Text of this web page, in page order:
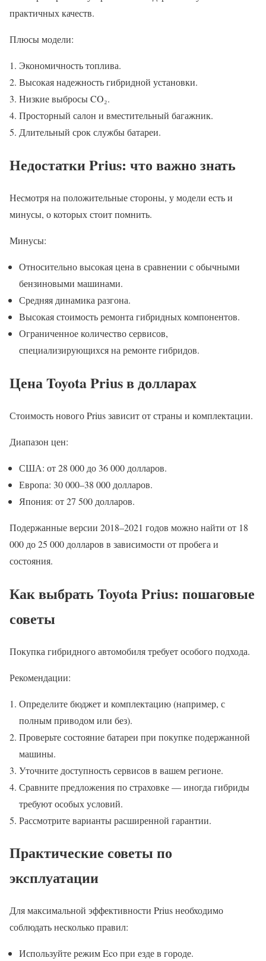
практичных качеств.
Плюсы модели:
Экономичность топлива.
Высокая надежность гибридной установки.
Низкие выбросы CO₂.
Просторный салон и вместительный багажник.
Длительный срок службы батареи.
Недостатки Prius: что важно знать
Несмотря на положительные стороны, у модели есть и
минусы, о которых стоит помнить.
Минусы:
Относительно высокая цена в сравнении с обычными
бензиновыми машинами.
Средняя динамика разгона.
Высокая стоимость ремонта гибридных компонентов.
Ограниченное количество сервисов,
специализирующихся на ремонте гибридов.
Цена Toyota Prius в долларах
Стоимость нового Prius зависит от страны и комплектации.
Диапазон цен:
США: от 28 000 до 36 000 долларов.
Европа: 30 000–38 000 долларов.
Япония: от 27 500 долларов.
Подержанные версии 2018–2021 годов можно найти от 18
000 до 25 000 долларов в зависимости от пробега и
состояния.
Как выбрать Toyota Prius: пошаговые
советы
Покупка гибридного автомобиля требует особого подхода.
Рекомендации:
Определите бюджет и комплектацию (например, с
полным приводом или без).
Проверьте состояние батареи при покупке подержанной
машины.
Уточните доступность сервисов в вашем регионе.
Сравните предложения по страховке — иногда гибриды
требуют особых условий.
Рассмотрите варианты расширенной гарантии.
Практические советы по
эксплуатации
Для максимальной эффективности Prius необходимо
соблюдать несколько правил:
Используйте режим Eco при езде в городе.